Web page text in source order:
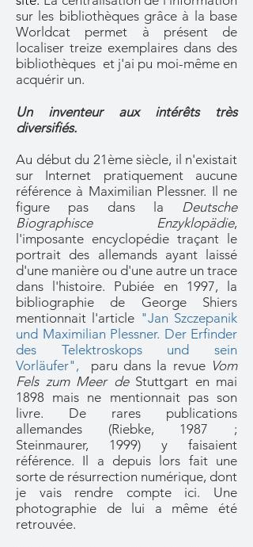
sur les bibliothèques grâce à la base
Worldcat permet à présent de
localiser treize exemplaires dans des
bibliothèques et j'ai pu moi-même en
acquérir un.
Un inventeur aux intérêts très
diversifiés.
Au début du 21ème siècle, il n'existait
sur Internet pratiquement aucune
référence à Maximilian Plessner. Il ne
figure pas dans la Deutsche
Biographisce Enzyklopädie,
l'imposante encyclopédie traçant le
portrait des allemands ayant laissé
d'une manière ou d'une autre un trace
dans l'histoire. Pubiée en 1997, la
bibliographie de George Shiers
mentionnait l'article "Jan Szczepanik
und Maximilian Plessner. Der Erfinder
des Telektroskops und sein
Vorläufer",
paru dans la revue Vom
Fels zum Meer de Stuttgart en mai
1898 mais ne mentionnait pas son
livre. De rares publications
allemandes (Riebke, 1987 ;
Steinmaurer, 1999) y faisaient
référence. Il a depuis lors fait une
sorte de résurrection numérique, dont
je vais rendre compte ici. Une
photographie de lui a même été
retrouvée.